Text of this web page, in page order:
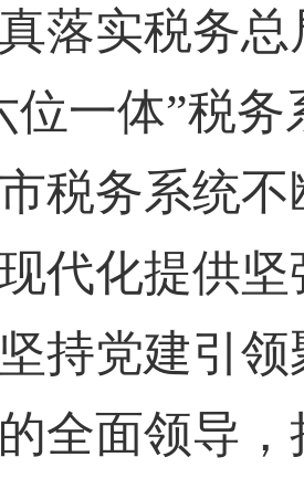
落实税务总
位一体”税
税务系统
代化提供
党建引领
全面领导